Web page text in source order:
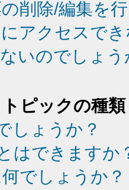
削除/編集を
アクセスで
いのでしょう
ピックの種類
しょうか？
はできますか
でしょうか？